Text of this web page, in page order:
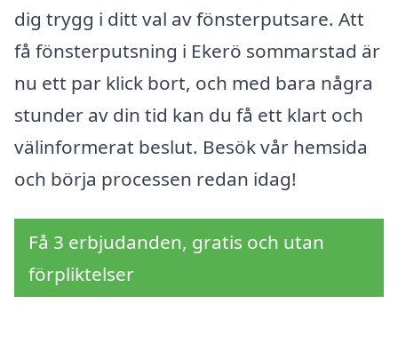
dig trygg i ditt val av fönsterputsare. Att
få fönsterputsning i Ekerö sommarstad är
nu ett par klick bort, och med bara några
stunder av din tid kan du få ett klart och
välinformerat beslut. Besök vår hemsida
och börja processen redan idag!
Få 3 erbjudanden, gratis och utan
förpliktelser